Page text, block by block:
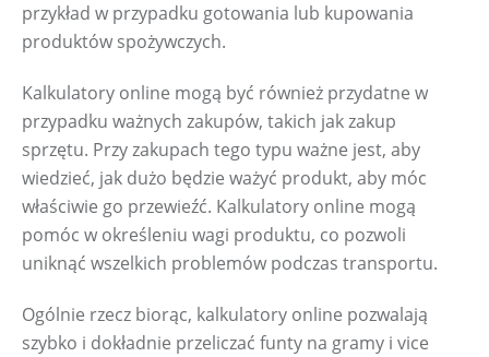
przykład w przypadku gotowania lub kupowania
produktów spożywczych.
Kalkulatory online mogą być również przydatne w
przypadku ważnych zakupów, takich jak zakup
sprzętu. Przy zakupach tego typu ważne jest, aby
wiedzieć, jak dużo będzie ważyć produkt, aby móc
właściwie go przewieźć. Kalkulatory online mogą
pomóc w określeniu wagi produktu, co pozwoli
uniknąć wszelkich problemów podczas transportu.
Ogólnie rzecz biorąc, kalkulatory online pozwalają
szybko i dokładnie przeliczać funty na gramy i vice